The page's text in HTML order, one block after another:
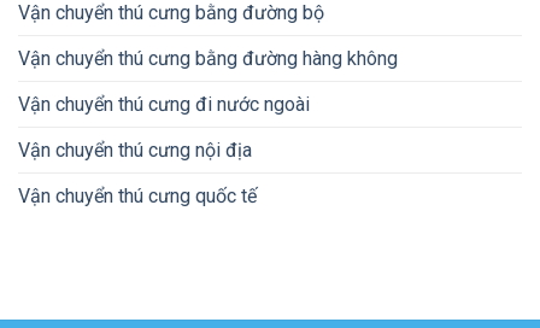
Vận chuyển thú cưng bằng đường bộ
Vận chuyển thú cưng bằng đường hàng không
Vận chuyển thú cưng đi nước ngoài
Vận chuyển thú cưng nội địa
Vận chuyển thú cưng quốc tế